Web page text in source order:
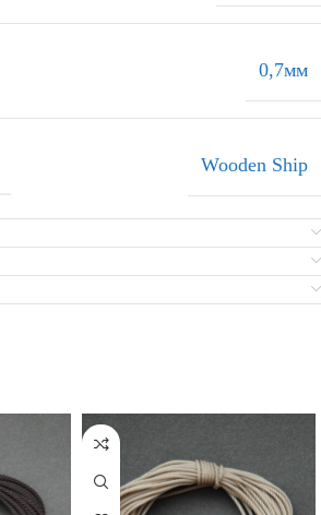
0,7мм
Wooden Ship